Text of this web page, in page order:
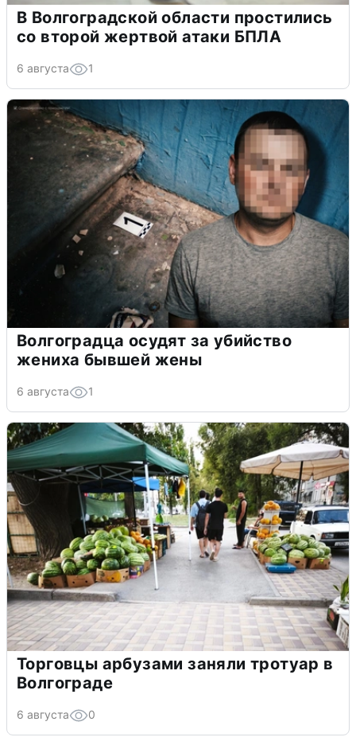
В Волгоградской области простились
со второй жертвой атаки БПЛА
6 августа 1
Волгоградца осудят за убийство
жениха бывшей жены
6 августа 1
Торговцы арбузами заняли тротуар в
Волгограде
6 августа 0